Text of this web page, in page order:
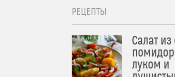
РЕЦЕПТЫ
Салат
луком и